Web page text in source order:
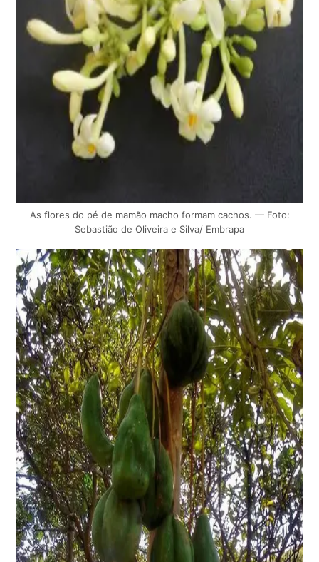
As flores do pé de mamão macho formam cachos. — Foto:
Sebastião de Oliveira e Silva/ Embrapa